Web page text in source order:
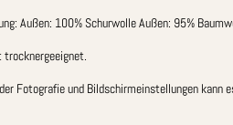
Außen: 100% Schurwolle Außen: 95%
trocknergeeignet.
Fotografie und Bildschirmeinstellungen kann